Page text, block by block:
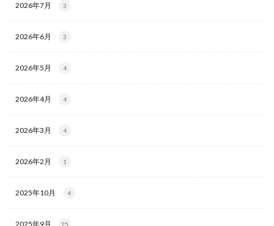
2026年7月 3
2026年6月 3
2026年5月 4
2026年4月 4
2026年3月 4
2026年2月 1
2025年10月 4
2025年9月 25